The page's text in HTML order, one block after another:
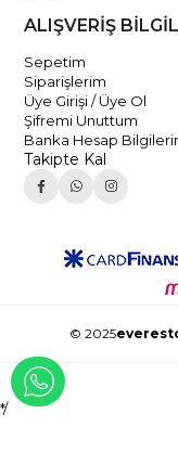
ALIŞVERİŞ
Sepetim
Siparişlerim
Üye Girişi / Üye Ol
Şifremi Unuttum
Banka Hesap
Takipte Kal
© 2025
*/
WHATSAPP